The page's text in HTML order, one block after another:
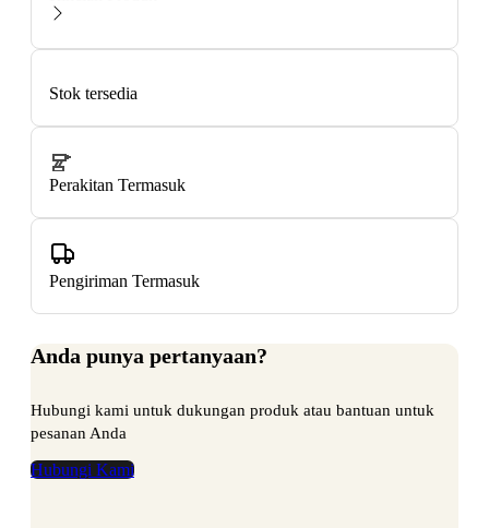
Stok tersedia
Perakitan Termasuk
Pengiriman Termasuk
Anda punya pertanyaan?
Hubungi kami untuk dukungan produk atau bantuan untuk
pesanan Anda
Hubungi Kami